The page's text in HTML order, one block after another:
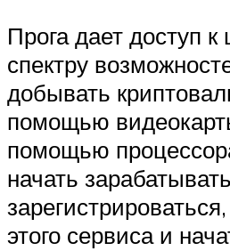
Прога дает доступ
спектру
добывать
помощью
помощью
начать
этого сервиса и